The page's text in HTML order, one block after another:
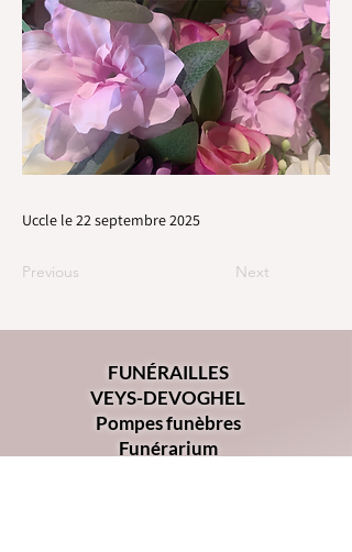
Uccle le 22 septembre 2025
Previous Next
FUNÉRAILLES
VEYS-DEVOGHEL
Pompes funèbres
Funérarium